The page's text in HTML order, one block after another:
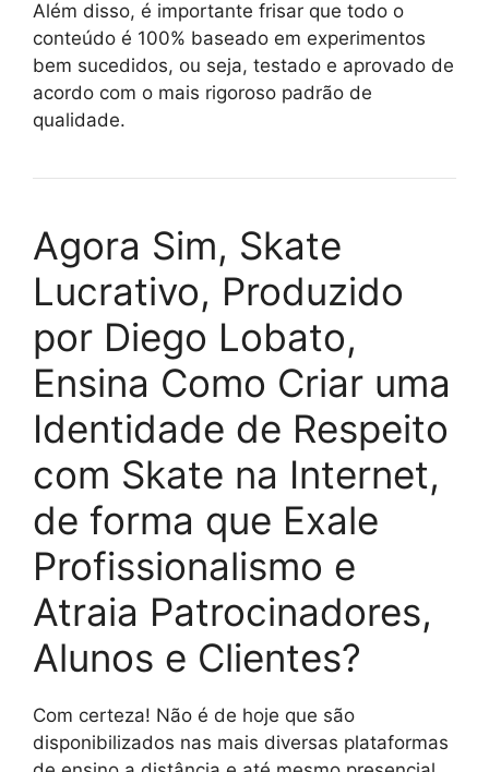
Além disso, é importante frisar que todo o
conteúdo é 100% baseado em experimentos
bem sucedidos, ou seja, testado e aprovado de
acordo com o mais rigoroso padrão de
qualidade.
Agora Sim, Skate
Lucrativo, Produzido
por Diego Lobato,
Ensina Como Criar uma
Identidade de Respeito
com Skate na Internet,
de forma que Exale
Profissionalismo e
Atraia Patrocinadores,
Alunos e Clientes?
Com certeza! Não é de hoje que são
disponibilizados nas mais diversas plataformas